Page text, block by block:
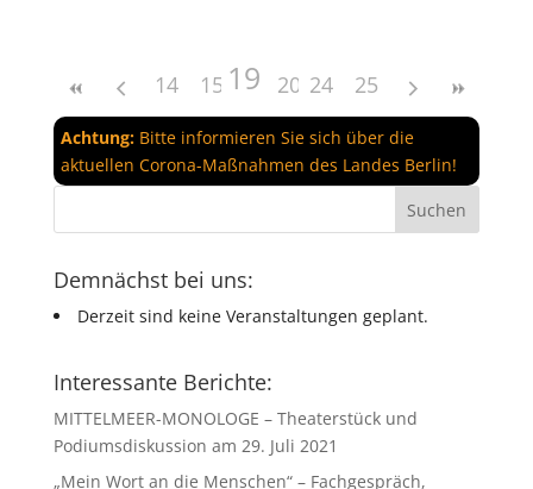
14 15 16 17 18
19 20 21 22 23
24 25
Achtung:Bitte informieren Sie sich über die
aktuellen Corona-Maßnahmen des Landes Berlin!
Demnächst bei uns:
Derzeit sind keine Veranstaltungen geplant.
Interessante Berichte:
MITTELMEER-MONOLOGE – Theaterstück und
Podiumsdiskussion am 29. Juli 2021
„Mein Wort an die Menschen“ – Fachgespräch,